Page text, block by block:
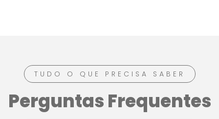
TUDO O QUE PRECISA SABER
Perguntas Frequentes